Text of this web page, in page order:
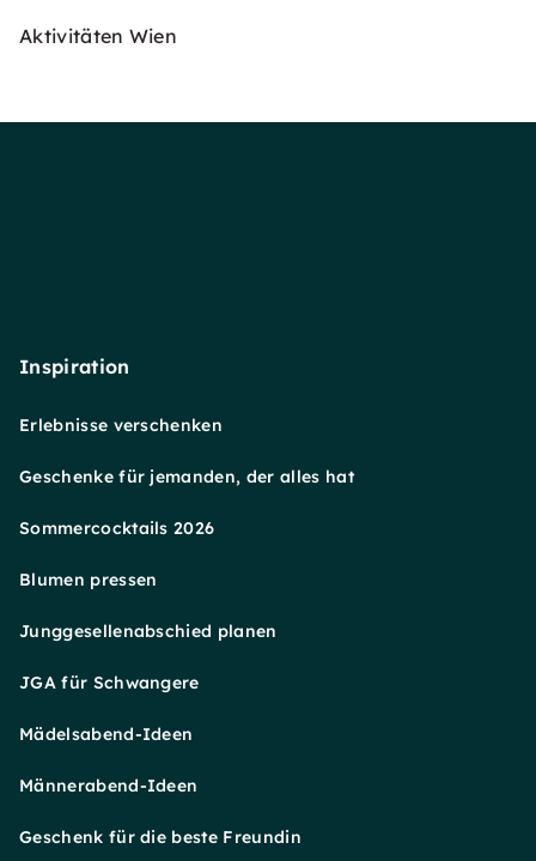
Aktivitäten Wien
Inspiration
Erlebnisse verschenken
Geschenke für jemanden, der alles hat
Sommercocktails 2026
Blumen pressen
Junggesellenabschied planen
JGA für Schwangere
Mädelsabend-Ideen
Männerabend-Ideen
Geschenk für die beste Freundin